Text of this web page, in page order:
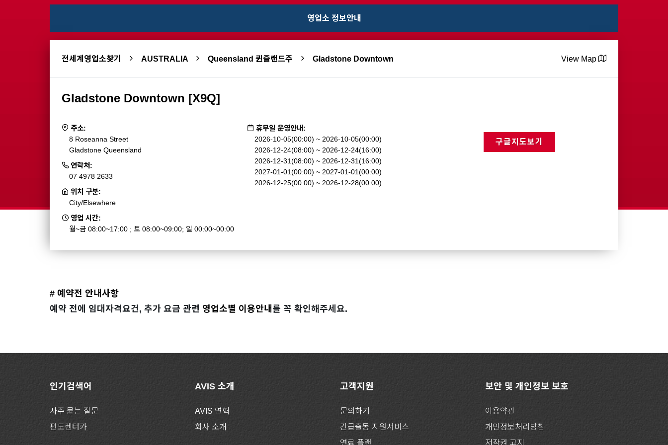
영업소 정보안내
전세계영업소찾기 AUSTRALIA Queensland 퀸즐랜드주 Gladstone Downtown View Map
Gladstone Downtown [X9Q]
주소:
8 Roseanna Street
Gladstone Queensland
연락처:
07 4978 2633
위치 구분:
City/Elsewhere
영업 시간:
월~금 08:00~17:00 ; 토 08:00~09:00; 일 00:00~00:00
휴무일 운영안내:
2026-10-05(00:00) ~ 2026-10-05(00:00)
2026-12-24(08:00) ~ 2026-12-24(16:00)
2026-12-31(08:00) ~ 2026-12-31(16:00)
2027-01-01(00:00) ~ 2027-01-01(00:00)
2026-12-25(00:00) ~ 2026-12-28(00:00)
구글지도보기
# 예약전 안내사항
예약 전에 임대자격요건, 추가 요금 관련 영업소별 이용안내 를 꼭 확인해주세요.
인기검색어
자주 묻는 질문
편도렌터카
AVIS 소개
AVIS 연혁
회사 소개
고객지원
문의하기
긴급출동 지원서비스
연료 플랜
보안 및 개인정보 보호
이용약관
개인정보처리방침
저작권 고지